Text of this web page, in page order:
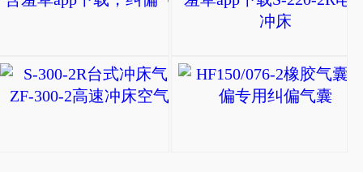
HF215/120-
兰
S-300-2R台式冲床气
ZF